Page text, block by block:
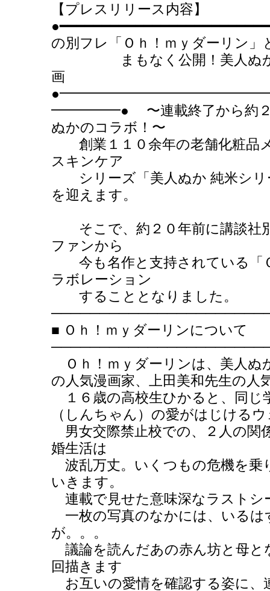
【プレスリリース内容】
の別フレ「Ｏｈ！ｍｙダーリン
まもなく公開！美人ぬか
画
━━━━━● 〜連載終了から約２
ぬかのコラボ！〜
創業１１０余年の老舗化粧品
スキンケア
シリーズ「美人ぬか 純米シリ
を迎えます。
そこで、約２０年前に講談社
ファンから
今も名作と支持されている「
ラボレーション
することとなりました。
■ Ｏｈ！ｍｙダーリンについて
Ｏｈ！ｍｙダーリンは、美人ぬ
の人気漫画家、上田美和先生の人
１６歳の高校生ひかると、同じ
（しんちゃん）の愛がはじける
男女交際禁止校での、２人の関
婚生活は
波乱万丈。いくつもの危機を乗
いきます。
連載で見せた意味深なラストシ
一枚の写真のなかには、いるは
が。。。
議論を読んだあの赤ん坊と母と
回描きます
お互いの愛情を確認する姿に、